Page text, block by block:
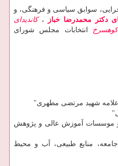
سوابق سیاسی و فرهنگی، و
دکتر محمدرضا خباز ،کاندیدای
انتخابات مجلس شورای
و موسسات آموزش عالی و پژوهش
منابع طبیعی، آب و محیط